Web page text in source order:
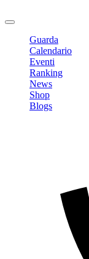
Guarda
Calendario
Eventi
Ranking
News
Shop
Blogs